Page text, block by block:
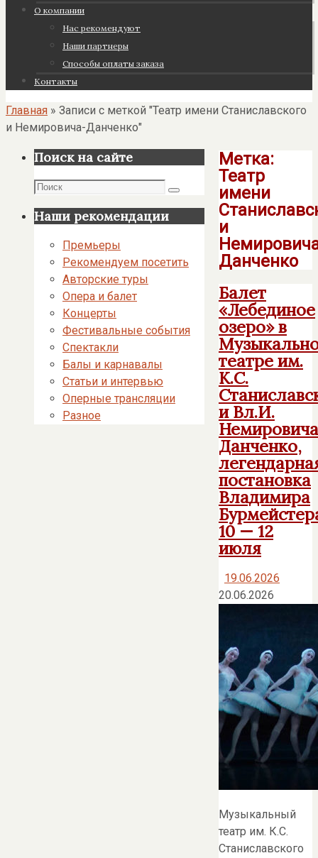
О компании
Нас рекомендуют
Наши партнеры
Cпособы оплаты заказа
Контакты
Главная » Записи с меткой "Театр имени Станиславского
и Немировича-Данченко"
Метка:
Театр
имени
и
Данченко
Балет
«Лебединое
озеро» в
театре им.
К.С.
и Вл.И.
Данченко,
постановка
Владимира
10 — 12
июля
19.06.2026
20.06.2026
Музыкальный
театр им. К.С.
Станиславского
Поиск на сайте
Поиск
Поиск
Наши рекомендации
Премьеры
Рекомендуем посетить
Авторские туры
Опера и балет
Концерты
Фестивальные события
Спектакли
Балы и карнавалы
Статьи и интервью
Оперные трансляции
Разное